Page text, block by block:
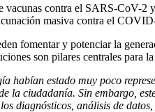
contra el SARS-CoV-
masiva contra el
fomentar y potenciar la
son pilares centrales para
habían estado muy poco
la ciudadanía. Sin embargo,
diagnósticos, análisis de